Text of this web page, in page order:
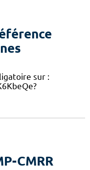
sur :
CMRR